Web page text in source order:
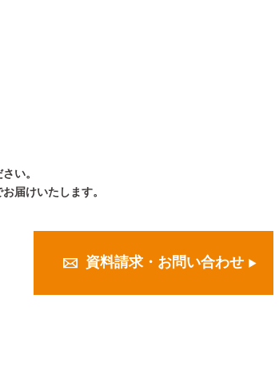
い。
届けいたします。
資料請求・お問い合わせ